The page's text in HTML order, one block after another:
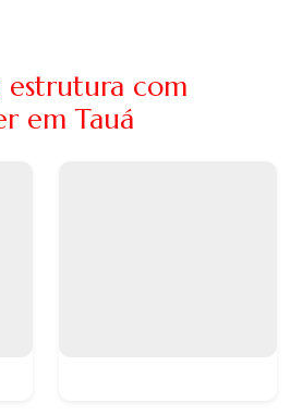
estrutura com
em Tauá